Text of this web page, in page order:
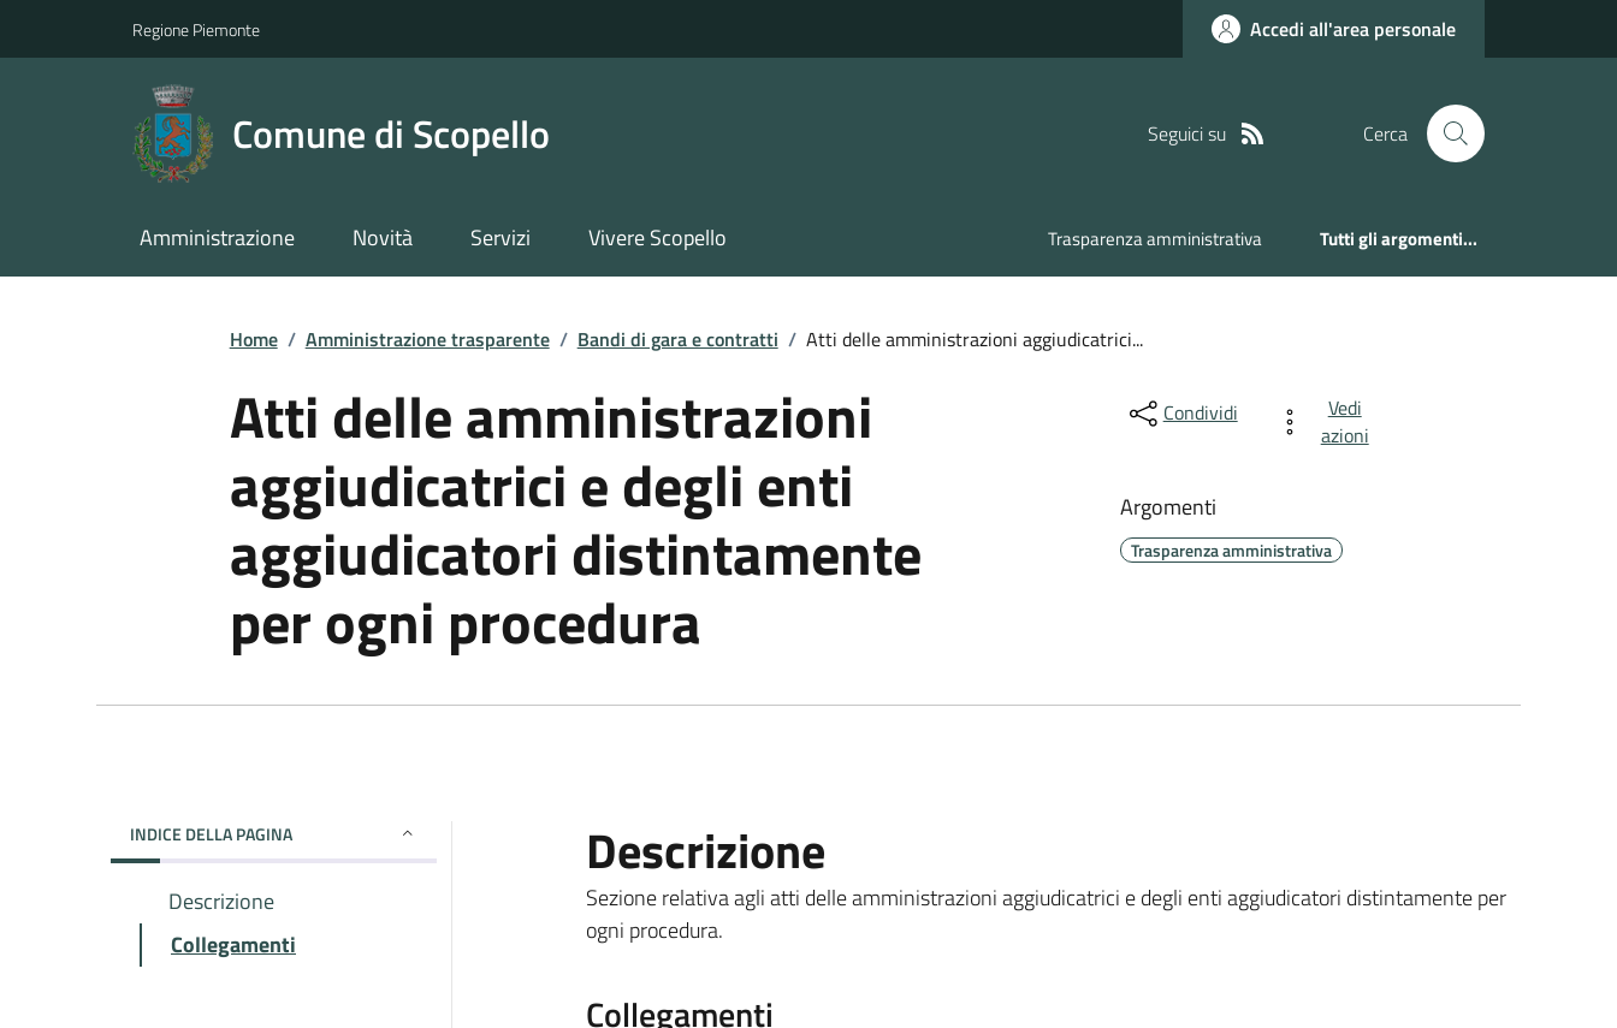
Regione Piemonte Accedi all'area personale
Comune di Scopello Seguici su Cerca
Amministrazione Novità Servizi Vivere Scopello Trasparenza amministrativa Tutti gli argomenti...
Home / Amministrazione trasparente / Bandi di gara e contratti / Atti delle amministrazioni aggiudicatrici...
Atti delle amministrazioni
aggiudicatrici e degli enti
aggiudicatori distintamente
per ogni procedura
Condividi
Vedi
azioni
Argomenti
Trasparenza amministrativa
INDICE DELLA PAGINA
Descrizione
Collegamenti
Descrizione
Sezione relativa agli atti delle amministrazioni aggiudicatrici e degli enti aggiudicatori distintamente per
ogni procedura.
Collegamenti